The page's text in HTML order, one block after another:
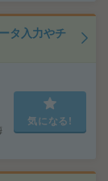
タ入力やチ
気になる!